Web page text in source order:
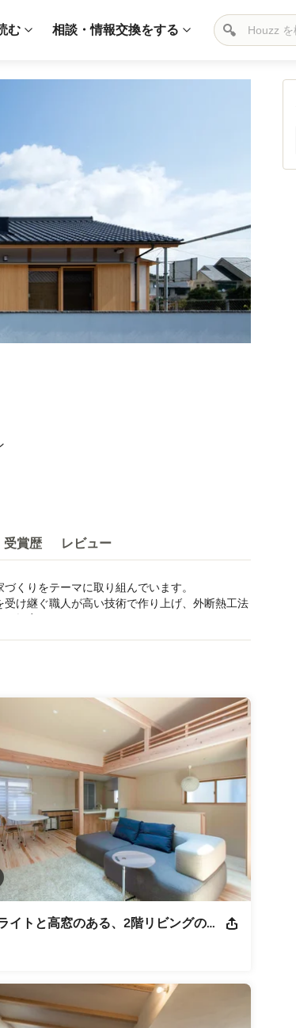
む 相談・情報交換をする
受賞歴 レビュー
くりをテーマに取り組んでいます。
け継ぐ職人が高い技術で作り上げ、外断熱工法
７８号 宅地建物取引業広島県知事（１）第１０
機構 住宅性能保証制度業者登録 町の工務店ネ
トップライトと高窓のある、2階リビングの明るい木の家